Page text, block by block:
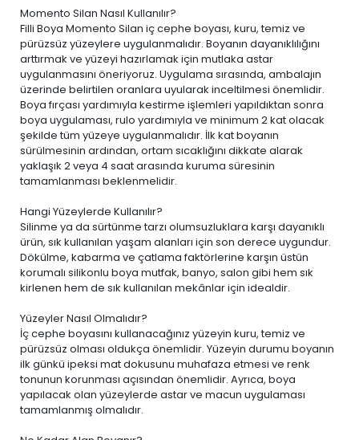
Momento Silan Nasıl Kullanılır?
Filli Boya Momento Silan iç cephe boyası, kuru, temiz ve
pürüzsüz yüzeylere uygulanmalıdır. Boyanın dayanıklılığını
arttırmak ve yüzeyi hazırlamak için mutlaka astar
uygulanmasını öneriyoruz. Uygulama sırasında, ambalajın
üzerinde belirtilen oranlara uyularak inceltilmesi önemlidir.
Boya fırçası yardımıyla kestirme işlemleri yapıldıktan sonra
boya uygulaması, rulo yardımıyla ve minimum 2 kat olacak
şekilde tüm yüzeye uygulanmalıdır. İlk kat boyanın
sürülmesinin ardından, ortam sıcaklığını dikkate alarak
yaklaşık 2 veya 4 saat arasında kuruma süresinin
tamamlanması beklenmelidir.
Hangi Yüzeylerde Kullanılır?
Silinme ya da sürtünme tarzı olumsuzluklara karşı dayanıklı
ürün, sık kullanılan yaşam alanları için son derece uygundur.
Dökülme, kabarma ve çatlama faktörlerine karşın üstün
korumalı silikonlu boya mutfak, banyo, salon gibi hem sık
kirlenen hem de sık kullanılan mekânlar için idealdir.
Yüzeyler Nasıl Olmalıdır?
İç cephe boyasını kullanacağınız yüzeyin kuru, temiz ve
pürüzsüz olması oldukça önemlidir. Yüzeyin durumu boyanın
ilk günkü ipeksi mat dokusunu muhafaza etmesi ve renk
tonunun korunması açısından önemlidir. Ayrıca, boya
yapılacak olan yüzeylerde astar ve macun uygulaması
tamamlanmış olmalıdır.